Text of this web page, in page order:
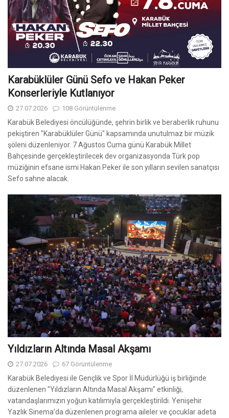
Karabüklüler Günü Sefo ve Hakan Peker
Konserleriyle Kutlanıyor
27.07.2026 108 Görüntülenme
Karabük Belediyesi öncülüğünde, şehrin birlik ve beraberlik ruhunu
pekiştiren "Karabüklüler Günü" kapsamında unutulmaz bir müzik
şöleni düzenleniyor. 7 Ağustos Cuma günü Karabük Millet
Bahçesinde gerçekleştirilecek dev organizasyonda Türk pop
müziğinin efsane ismi Hakan Peker ile son yılların sevilen sanatçısı
Sefo sahne alacak.
Yıldızların Altında Masal Akşamı
27.07.2026 67 Görüntülenme
Karabük Belediyesi ile Gençlik ve Spor İl Müdürlüğü iş birliğinde
düzenlenen "Yıldızların Altında Masal Akşamı" etkinliği,
vatandaşlarımızın yoğun katılımıyla gerçekleştirildi. Yenişehir
Yazlık Sinema’da düzenlenen programa aileler ve çocuklar adeta